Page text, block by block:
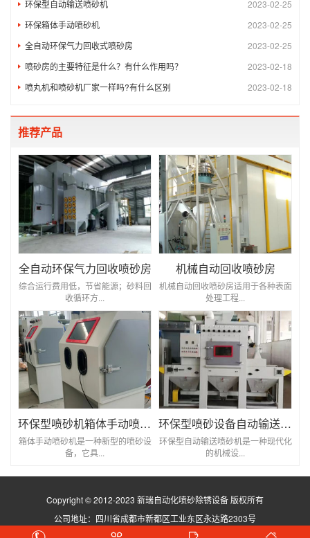
2023-02-25
环保型自动输送喷砂机
2023-02-25
环保箱体手动喷砂机
2023-02-25
全自动环保气力回收式喷砂房
2023-02-18
喷砂房的主要特征是什么？有什么作用吗？
2023-02-18
喷丸机和喷砂机厂家一样吗?有什么区别
推荐产品
全自动环保气力回收喷砂房
综合运行费用低，节省能源；砂料回
收循环方...
机械自动回收喷砂房
机械自动回收喷砂房适用于各种表面
处理工程...
环保型喷砂机箱体手动喷砂机
箱体手动喷砂机是一种新型的喷砂设
备，它具...
环保型喷砂设备自动输送喷砂机
环保型自动输送喷砂机是一种现代化
的机械设...
Copyright © 2012-2023 新瑞自动化喷砂除锈设备 版权所有
公司地址：四川省成都市新都区工业东区永达路2303号